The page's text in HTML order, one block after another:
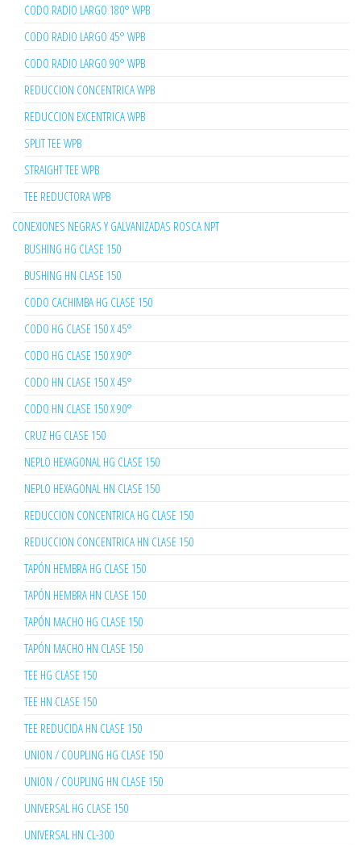
CODO RADIO LARGO 180° WPB
CODO RADIO LARGO 45° WPB
CODO RADIO LARGO 90° WPB
REDUCCION CONCENTRICA WPB
REDUCCION EXCENTRICA WPB
SPLIT TEE WPB
STRAIGHT TEE WPB
TEE REDUCTORA WPB
CONEXIONES NEGRAS Y GALVANIZADAS ROSCA NPT
BUSHING HG CLASE 150
BUSHING HN CLASE 150
CODO CACHIMBA HG CLASE 150
CODO HG CLASE 150 X 45°
CODO HG CLASE 150 X 90°
CODO HN CLASE 150 X 45°
CODO HN CLASE 150 X 90°
CRUZ HG CLASE 150
NEPLO HEXAGONAL HG CLASE 150
NEPLO HEXAGONAL HN CLASE 150
REDUCCION CONCENTRICA HG CLASE 150
REDUCCION CONCENTRICA HN CLASE 150
TAPÓN HEMBRA HG CLASE 150
TAPÓN HEMBRA HN CLASE 150
TAPÓN MACHO HG CLASE 150
TAPÓN MACHO HN CLASE 150
TEE HG CLASE 150
TEE HN CLASE 150
TEE REDUCIDA HN CLASE 150
UNION / COUPLING HG CLASE 150
UNION / COUPLING HN CLASE 150
UNIVERSAL HG CLASE 150
UNIVERSAL HN CL-300